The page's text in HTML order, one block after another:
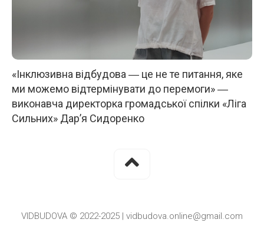
«Інклюзивна відбудова ― це не те питання, яке
ми можемо відтермінувати до перемоги» ―
виконавча директорка громадської спілки «Ліга
Сильних» Дар’я Сидоренко
VIDBUDOVA © 2022-2025 | vidbudova.online@gmail.com